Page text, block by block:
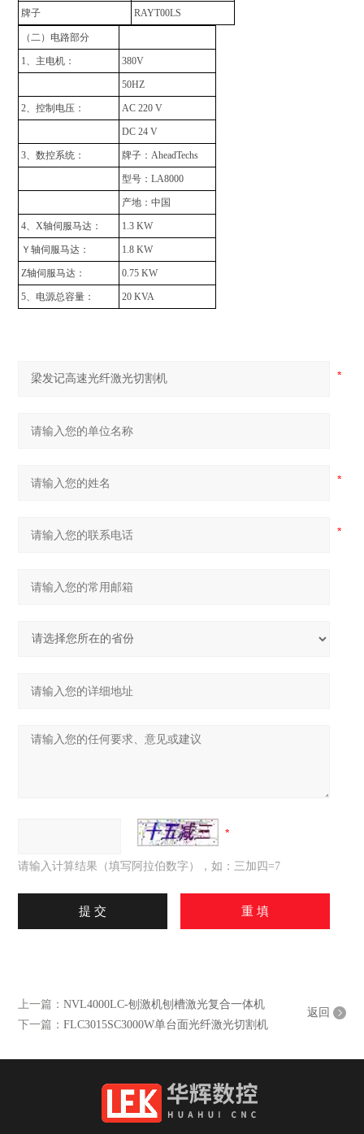
牌子 RAYT00LS
（二）电路部分
1、主电机： 380V
50HZ
2、控制电压： AC 220 V
DC 24 V
3、数控系统： 牌子：AheadTechs
型号：LA8000
产地：中国
4、X轴伺服马达： 1.3 KW
Ｙ轴伺服马达： 1.8 KW
Z轴伺服马达： 0.75 KW
5、电源总容量： 20 KVA
请输入计算结果（填写阿拉伯数字），如：三加四=7
上一篇：NVL4000LC-刨激机刨槽激光复合一体机
下一篇：FLC3015SC3000W单台面光纤激光切割机
返回